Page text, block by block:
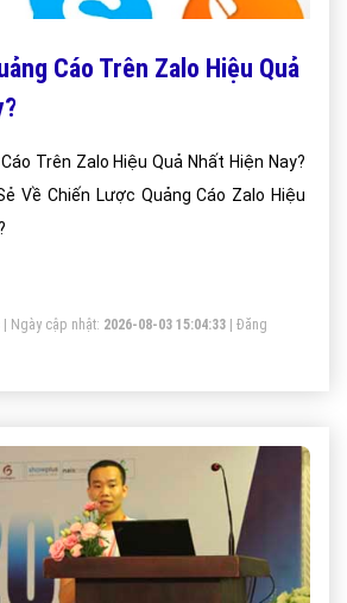
Cáo Trên Zalo Hiệu Quả
Trên Zalo Hiệu Quả Nhất Hiện Nay?
Về Chiến Lược Quảng Cáo Zalo Hiệu
| Ngày cập nhật: 2026-08-03 15:04:33
Đăng